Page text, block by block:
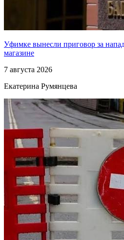
Уфимке вынесли приговор за
магазине
7 августа 2026
Екатерина Румянцева